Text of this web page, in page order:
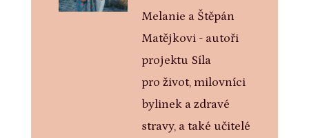
Melanie a Štěpán
Matějkovi - autoři
projektu Síla
pro život, milovníci
bylinek a zdravé
stravy, a také učitelé